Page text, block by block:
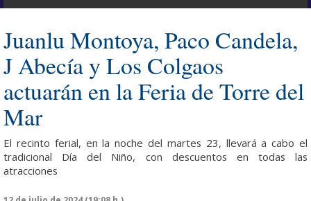
Juanlu Montoya, Paco Candela,
J Abecía y Los Colgaos
actuarán en la Feria de Torre del
Mar
El recinto ferial, en la noche del martes 23, llevará a cabo el
tradicional Día del Niño, con descuentos en todas las
atracciones